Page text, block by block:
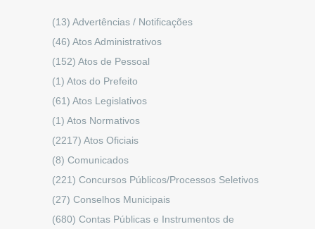
(13) Advertências / Notificações
(46) Atos Administrativos
(152) Atos de Pessoal
(1) Atos do Prefeito
(61) Atos Legislativos
(1) Atos Normativos
(2217) Atos Oficiais
(8) Comunicados
(221) Concursos Públicos/Processos Seletivos
(27) Conselhos Municipais
(680) Contas Públicas e Instrumentos de